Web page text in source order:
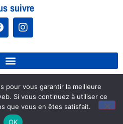
suivre
webmaster.fr
pour vous garantir la meilleure
Si vous continuez à utiliser ce
que vous en êtes satisfait.
OK